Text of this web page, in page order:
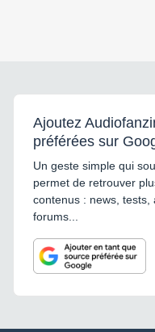
Ajoutez
préférées sur
Un geste simple qui
permet de retrouver
contenus : news, tests,
forums...